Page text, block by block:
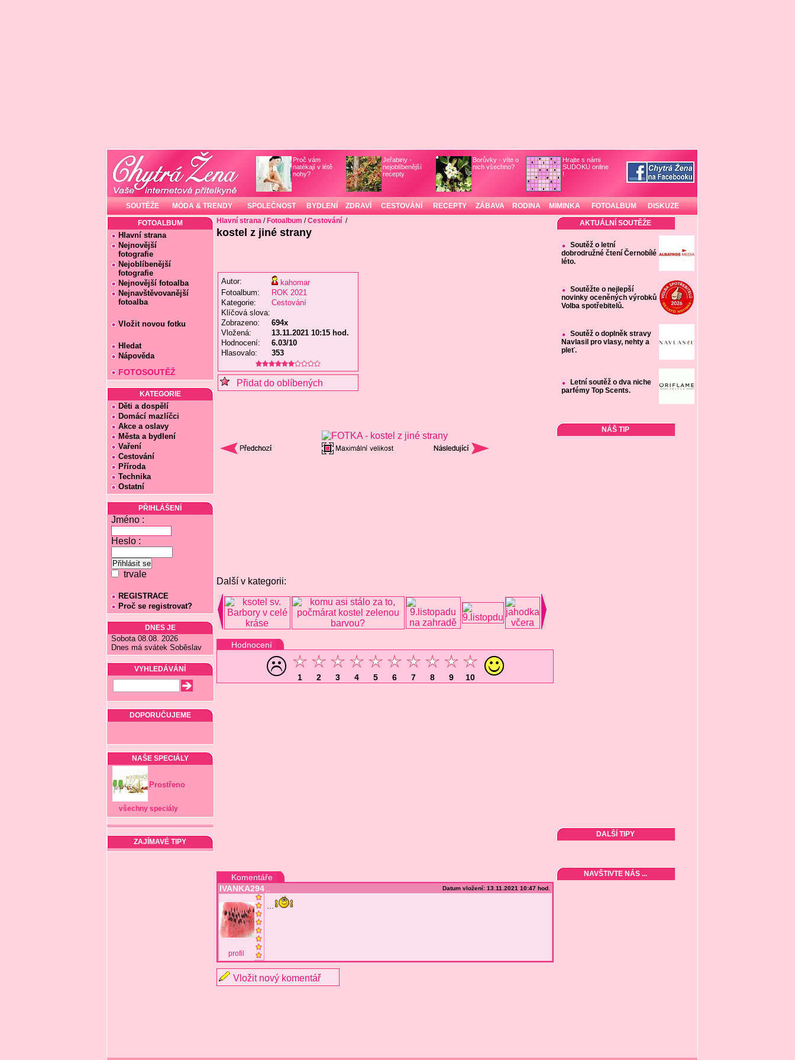
Proč vám
natékají v létě
nohy?
Jeřabiny -
nejoblíbenější
recepty
Borůvky - víte o
nich všechno?
Hrajte s námi
SUDOKU online
!
SOUTĚŽE MÓDA & TRENDY SPOLEČNOST BYDLENÍ ZDRAVÍ CESTOVÁNÍ RECEPTY ZÁBAVA RODINA MIMINKA FOTOALBUM DISKUZE
FOTOALBUM
Hlavní strana
Nejnovější
fotografie
Nejoblíbenější
fotografie
Nejnovější fotoalba
Nejnavštěvovanější
fotoalba
Vložit novou fotku
Hledat
Nápověda
FOTOSOUTĚŽ
KATEGORIE
Děti a dospělí
Domácí mazlíčci
Akce a oslavy
Města a bydlení
Vaření
Cestování
Příroda
Technika
Ostatní
PŘIHLÁŠENÍ
Jméno :
Heslo :
trvale
REGISTRACE
Proč se registrovat?
DNES JE
Sobota 08.08. 2026
Dnes má svátek Soběslav
VYHLEDÁVÁNÍ
DOPORUČUJEME
NAŠE SPECIÁLY
Prostřeno
všechny speciály
ZAJÍMAVÉ TIPY
Hlavní strana/ Fotoalbum /Cestování /
kostel z jiné strany
Autor:
kahomar
Fotoalbum:
ROK 2021
Kategorie:
Cestování
Klíčová slova:
Zobrazeno:
694x
Vložená:
13.11.2021 10:15 hod.
Hodnocení:
6.03/10
Hlasovalo:
353
Přidat do oblíbených
Další v kategorii:
Hodnocení
1 2 3 4 5 6 7 8 9 10
Komentáře
IVANKA294
Datum vložení: 13.11.2021 10:47 hod.
profil
Vložit nový komentář
AKTUÁLNÍ SOUTĚŽE
Soutěž o letní
dobrodružné čtení Černobílé
léto.
Soutěžte o nejlepší
novinky oceněných výrobků
Volba spotřebitelů.
Soutěž o doplněk stravy
Navlasil pro vlasy, nehty a
pleť.
Letní soutěž o dva niche
parfémy Top Scents.
NÁŠ TIP
DALŠÍ TIPY
NAVŠTIVTE NÁS ...